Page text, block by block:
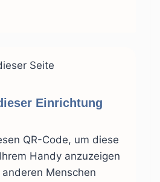
Einrichtung
QR-Code, um diese
Handy anzuzeigen
Menschen